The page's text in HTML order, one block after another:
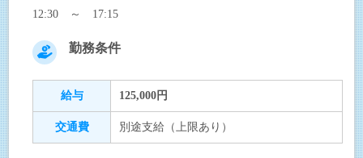
12:30 ～ 17:15
勤務条件
給与 125,000円
交通費 別途支給（上限あり）